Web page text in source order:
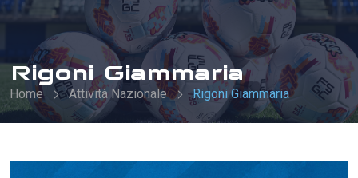
Rigoni Giammaria
Home Attività Nazionale Rigoni Giammaria